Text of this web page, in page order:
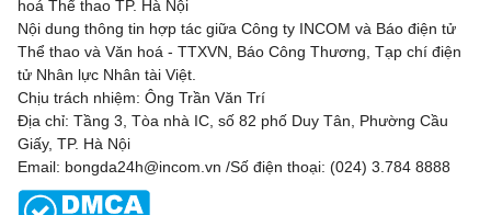
VĐQG Bỉ, Hôm nay - 09/08
St.Truiden 1 - 1 Lommel
Westerlo 1 - 5 Union St.Gilloise
hoá Thể thao TP. Hà Nội
Nội dung thông tin hợp tác giữa Công ty INCOM và Báo điện tử
Thể thao và Văn hoá - TTXVN, Báo Công Thương, Tạp chí điện
tử Nhân lực Nhân tài Việt.
Chịu trách nhiệm: Ông Trần Văn Trí
Địa chỉ: Tầng 3, Tòa nhà IC, số 82 phố Duy Tân, Phường Cầu
Giấy, TP. Hà Nội
Email: bongda24h@incom.vn /Số điện thoại: (024) 3.784 8888